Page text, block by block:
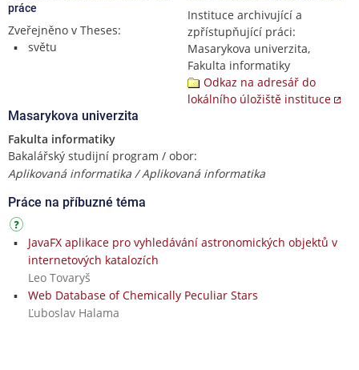
práce
Zveřejněno v Theses:
světu
Instituce archivující a
zpřístupňující práci:
Masarykova univerzita,
Fakulta informatiky
Odkaz na adresář do
lokálního úložiště instituce
Masarykova univerzita
Fakulta informatiky
Bakalářský studijní program / obor:
Aplikovaná informatika / Aplikovaná informatika
Práce na příbuzné téma
JavaFX aplikace pro vyhledávání astronomických objektů v
internetových katalozích
Leo Tovaryš
Web Database of Chemically Peculiar Stars
Ľuboslav Halama